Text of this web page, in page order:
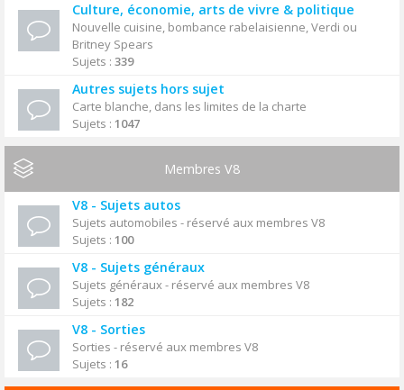
Culture, économie, arts de vivre & politique
Nouvelle cuisine, bombance rabelaisienne, Verdi ou
Britney Spears
Sujets : 339
Autres sujets hors sujet
Carte blanche, dans les limites de la charte
Sujets : 1047
Membres V8
V8 - Sujets autos
Sujets automobiles - réservé aux membres V8
Sujets : 100
V8 - Sujets généraux
Sujets généraux - réservé aux membres V8
Sujets : 182
V8 - Sorties
Sorties - réservé aux membres V8
Sujets : 16